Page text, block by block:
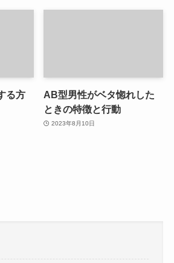
る方
AB型男性がベタ惚れした
ときの特徴と行動
2023年8月10日